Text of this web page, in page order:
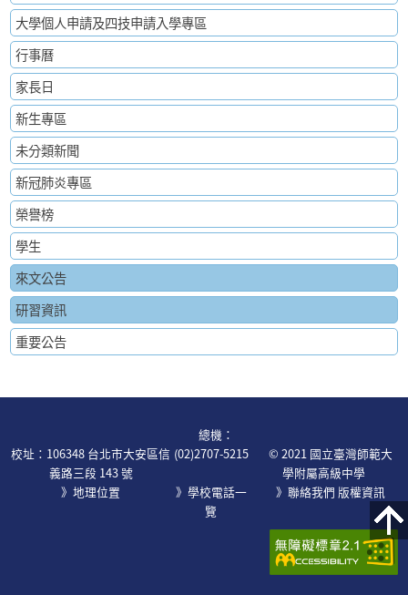
大學個人申請及四技申請入學專區
行事曆
家長日
新生專區
未分類新聞
新冠肺炎專區
榮譽榜
學生
來文公告
研習資訊
重要公告
校址：106348 台北市大安區信
義路三段 143 號
》地理位置
總機：
(02)2707-5215
》學校電話一
覽
© 2021 國立臺灣師範大
學附屬高級中學
》聯絡我們 版權資訊